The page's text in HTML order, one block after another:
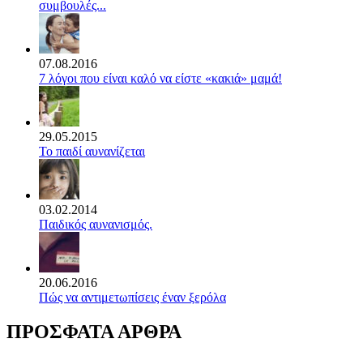
συμβουλές...
07.08.2016
7 λόγοι που είναι καλό να είστε «κακιά» μαμά!
29.05.2015
Το παιδί αυνανίζεται
03.02.2014
Παιδικός αυνανισμός.
20.06.2016
Πώς να αντιμετωπίσεις έναν ξερόλα
ΠΡΟΣΦΑΤΑ ΑΡΘΡΑ